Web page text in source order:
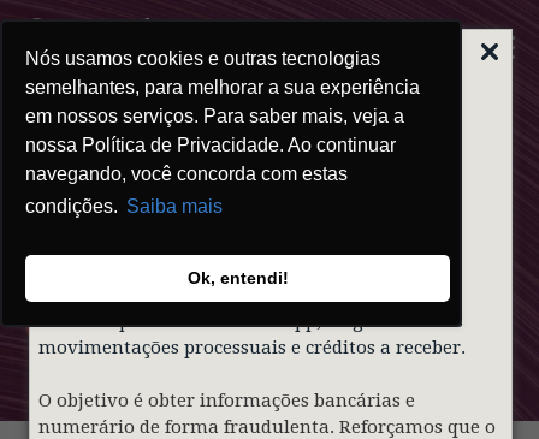
ALERTA | GOLPEDO FALSO
ADVOGADO
Prezados clientes,
Informamos que indivíduos mal-intencionados
identidade visual do nosso sócio
contatar pessoas via WhatsApp, alegando falsas
movimentações processuais e créditos a receber.
O objetivo é obter informações bancárias e
numerário de forma fraudulenta. Reforçamos que o
Nós usamos cookies e outras tecnologias
semelhantes, para melhorar a sua experiência
em nossos serviços. Para saber mais, veja a
nossa Política de Privacidade. Ao continuar
navegando, você concorda com estas
condições. Saiba mais
Ok, entendi!
Clipping
Granadeiro